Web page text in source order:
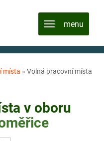
místa » Volná pracovní místa
v oboru